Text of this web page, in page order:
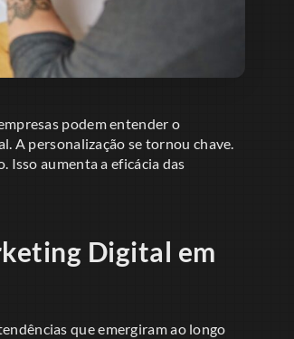
podem entender o
A personalização se tornou chave.
Isso aumenta a eficácia das
Digital em
que emergiram ao longo